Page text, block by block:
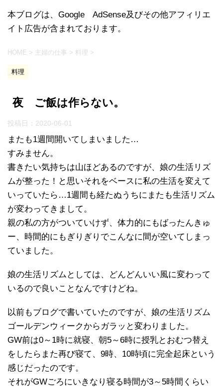
本ブログは、Google AdSense及びその他アフィリエ
イト広告が含まれております。
HOME > 主婦の仕事 > 料理 >
料理
夜 ご飯は作らない。
投稿日： 2020-06-01
またも1週間開いてしまいました…
すみません。
書きたい気持ちは山ほどあるのですが、娘の生活リズ
ムが整った！と思いそれをベースに私の生活を変えて
いっていたら…1週間も経たぬうちにまたも生活リズム
が変わってきまして。
親の私の方がついていけず、体力的にもばったんきゅ
ー、時間的にもぎりぎりでこんなに間が空いてしまっ
ていました。
娘の生活リズムとしては、どんどんいい風に変わって
いるので良いことなんですけどね。
以前もブログで書いていたのですが、娘の生活リズム
ゴールデンウィークからガラッと変わりました。
GW前は0～1時に就寝、朝5～6時に授乳とおむつ替え
をしたらまた再び寝て、9時、10時頃に完全起床という
感じだったのです。
それがGWごろにいきなり寝る時間が3～5時間くらい